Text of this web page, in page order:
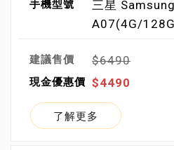
三星
A07(4G/
$6490
$4490
了解更多